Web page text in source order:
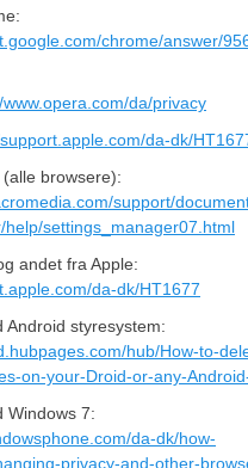
chrome/answer/
www.opera.com/da/privacy
da-dk/
browsere):
support/
help/settings_manager07.html
andet fra Apple:
da-dk/HT1677
Android styresystem:
hub/How-to-
on-your-Droid-or-any-
Windows 7:
da-dk/how-
privacy-and-other-